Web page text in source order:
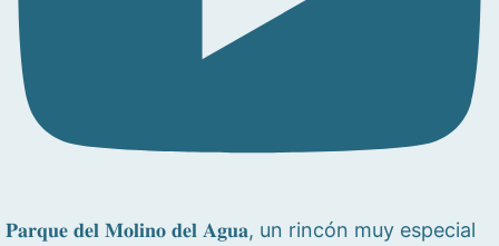
𝐏𝐚𝐫𝐪𝐮𝐞 𝐝𝐞𝐥 𝐌𝐨𝐥𝐢𝐧𝐨 𝐝𝐞𝐥 𝐀𝐠𝐮𝐚, un rincón muy especial